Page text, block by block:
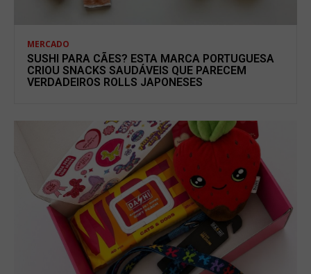
MERCADO
SUSHI PARA CÃES? ESTA MARCA PORTUGUESA
CRIOU SNACKS SAUDÁVEIS QUE PARECEM
VERDADEIROS ROLLS JAPONESES